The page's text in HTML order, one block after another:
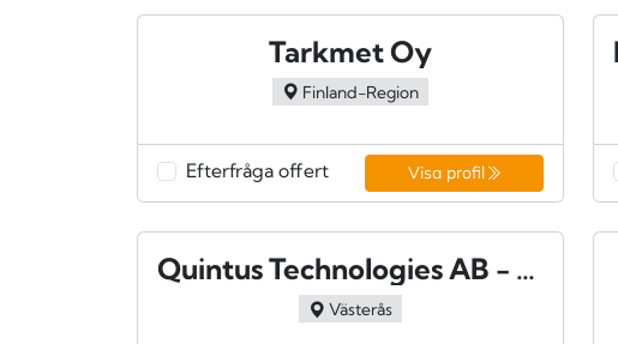
Tarkmet Oy
Finland-Region
Efterfråga offert Visa profil
Quintus Technologies AB - Västerås
Västerås